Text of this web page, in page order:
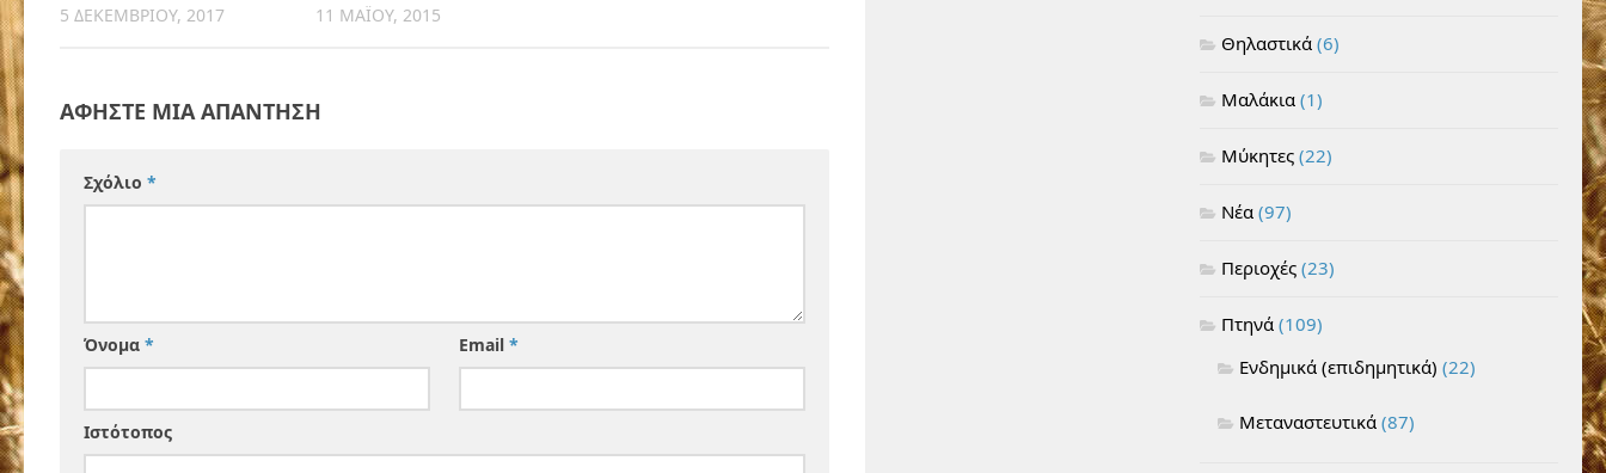
5 ΔΕΚΕΜΒΡΊΟΥ, 2017 11 ΜΑΪ́ΟΥ, 2015
ΑΦΉΣΤΕ ΜΙΑ ΑΠΆΝΤΗΣΗ
Σχόλιο *
Όνομα * Email*
Ιστότοπος
Θηλαστικά (6)
Μαλάκια (1)
Μύκητες (22)
Νέα (97)
Περιοχές (23)
Πτηνά (109)
Ενδημικά (επιδημητικά) (22)
Μεταναστευτικά (87)